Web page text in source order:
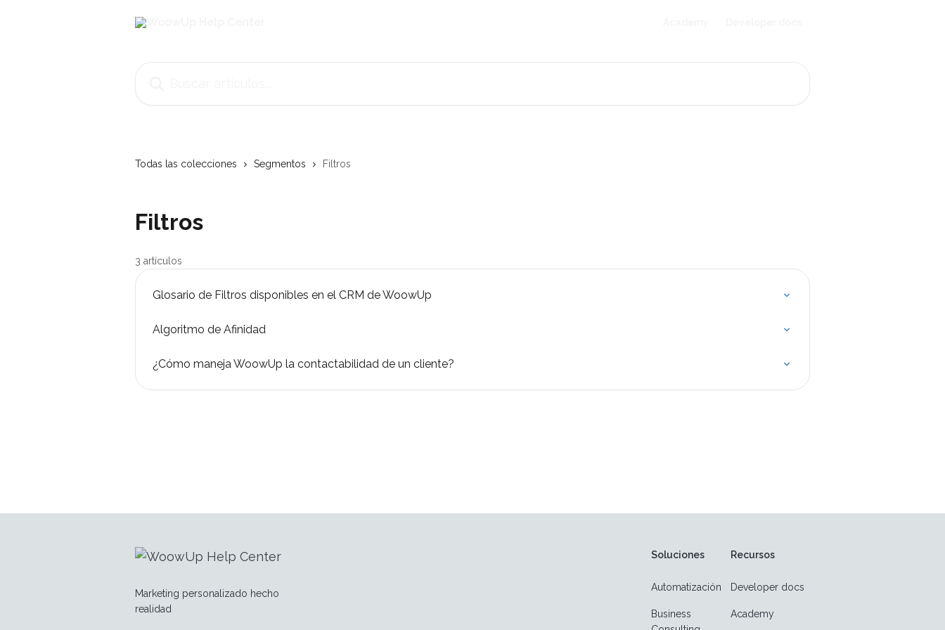
Todas las colecciones Segmentos Filtros
Filtros
3 artículos
Glosario de Filtros disponibles en el CRM de WoowUp
Algoritmo de Afinidad
¿Cómo maneja WoowUp la contactabilidad de un cliente?
Marketing personalizado hecho
realidad
Soluciones
Automatización
Business
Recursos
Developer docs
Academy